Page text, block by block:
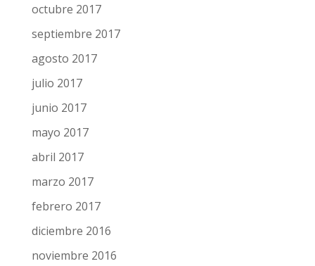
octubre 2017
septiembre 2017
agosto 2017
julio 2017
junio 2017
mayo 2017
abril 2017
marzo 2017
febrero 2017
diciembre 2016
noviembre 2016